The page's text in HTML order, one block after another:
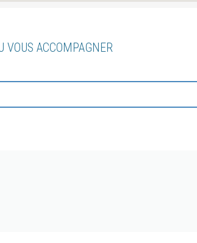
VOUS ACCOMPAGNER